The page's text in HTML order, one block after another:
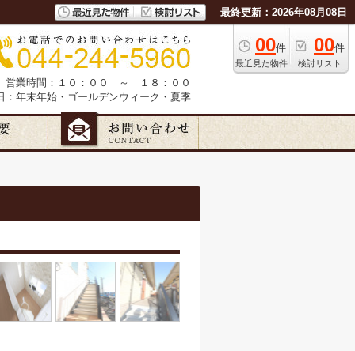
最終更新：2026年08月08日
00件
最近見た物件
00件
検討リスト
営業時間：１０：００ ～ １８：００
：年末年始・ゴールデンウィーク・夏季